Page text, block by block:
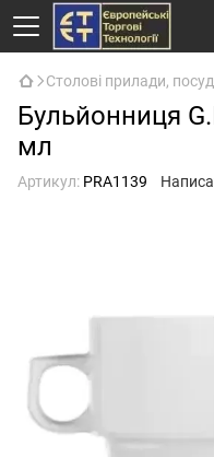
Столові прилади,
Бульйонниця
мл
Артикул: PRA1139